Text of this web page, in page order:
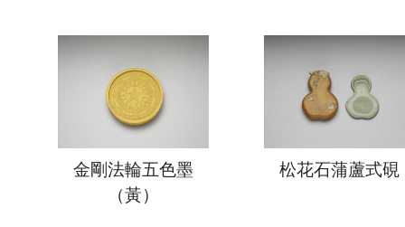
金剛法輪五色墨
（黃）
松花石蒲蘆式硯